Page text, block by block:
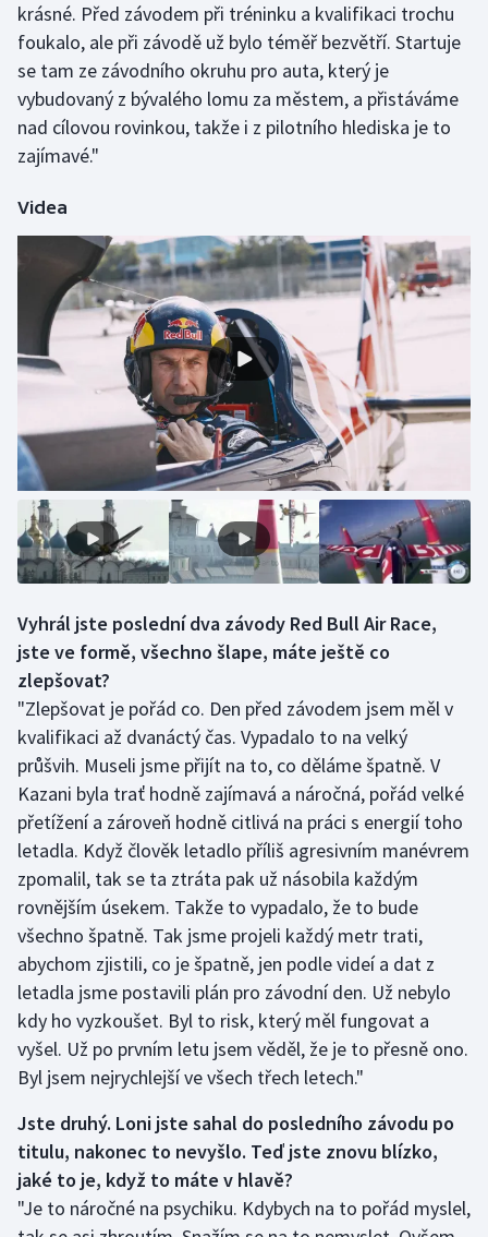
Ragby
Rychlobruslení
Rychlostní kanoistika
Stolní tenis
Triatlon
Veslování
Vodní slalom
Volejbal
Ostatní
krásné. Před závodem při tréninku a kvalifikaci trochu
foukalo, ale při závodě už bylo téměř bezvětří. Startuje
se tam ze závodního okruhu pro auta, který je
vybudovaný z bývalého lomu za městem, a přistáváme
nad cílovou rovinkou, takže i z pilotního hlediska je to
zajímavé."
Videa
Vyhrál jste poslední dva závody Red Bull Air Race,
jste ve formě, všechno šlape, máte ještě co
zlepšovat?
"Zlepšovat je pořád co. Den před závodem jsem měl v
kvalifikaci až dvanáctý čas. Vypadalo to na velký
průšvih. Museli jsme přijít na to, co děláme špatně. V
Kazani byla trať hodně zajímavá a náročná, pořád velké
přetížení a zároveň hodně citlivá na práci s energií toho
letadla. Když člověk letadlo příliš agresivním manévrem
zpomalil, tak se ta ztráta pak už násobila každým
rovnějším úsekem. Takže to vypadalo, že to bude
všechno špatně. Tak jsme projeli každý metr trati,
abychom zjistili, co je špatně, jen podle videí a dat z
letadla jsme postavili plán pro závodní den. Už nebylo
kdy ho vyzkoušet. Byl to risk, který měl fungovat a
vyšel. Už po prvním letu jsem věděl, že je to přesně ono.
Byl jsem nejrychlejší ve všech třech letech."
Jste druhý. Loni jste sahal do posledního závodu po
titulu, nakonec to nevyšlo. Teď jste znovu blízko,
jaké to je, když to máte v hlavě?
"Je to náročné na psychiku. Kdybych na to pořád myslel,